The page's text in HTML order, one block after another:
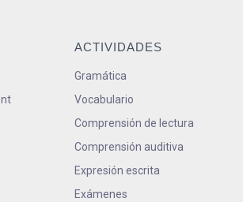
ACTIVIDADES
Gramática
Vocabulario
Comprensión de lectura
Comprensión auditiva
Expresión escrita
Exámenes